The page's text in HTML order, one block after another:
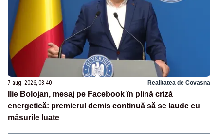
7 aug. 2026, 08:40 Realitatea de Covasna
Ilie Bolojan, mesaj pe Facebook în plină criză
energetică: premierul demis continuă să se laude cu
măsurile luate